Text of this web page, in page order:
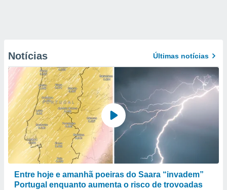
Notícias Últimas notícias
Entre hoje e amanhã poeiras do Saara “invadem”
Portugal enquanto aumenta o risco de trovoadas